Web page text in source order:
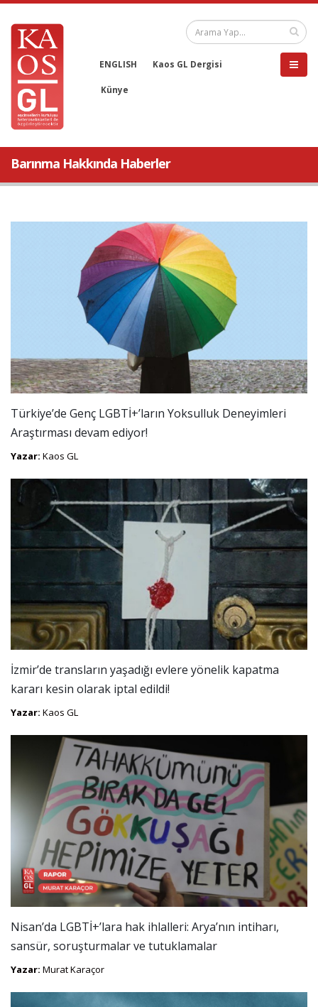
ENGLISH Kaos GL Dergisi
Künye
Barınma Hakkında Haberler
Türkiye’de Genç LGBTİ+’ların Yoksulluk Deneyimleri
Araştırması devam ediyor!
Yazar: Kaos GL
İzmir’de transların yaşadığı evlere yönelik kapatma
kararı kesin olarak iptal edildi!
Yazar: Kaos GL
Nisan’da LGBTİ+’lara hak ihlalleri: Arya’nın intiharı,
sansür, soruşturmalar ve tutuklamalar
Yazar: Murat Karaçor